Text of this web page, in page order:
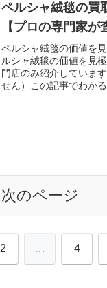
ペルシャ絨毯の買
【プロの専門家が
ペルシャ絨毯の価値を
ルシャ絨毯の価値を見
門店のみ紹介していま
せん）この記事でわか
次のページ
2 … 4